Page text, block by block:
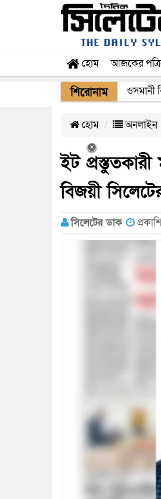
হোম আজকের
শিরোনাম ওসমানী
হোম অনলাইন
ইট
বিজয়ী
সিলেটের ডাক